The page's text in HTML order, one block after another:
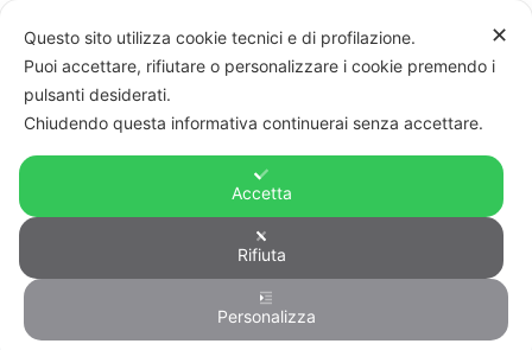
Automazione
HOME/PRODOTTI/AUTOMAZIONE/PORTE BASCULANTI SEZIONALI/
✕
Questo sito utilizza cookie tecnici e di profilazione.
Puoi accettare, rifiutare o personalizzare i cookie premendo i
pulsanti desiderati.
Chiudendo questa informativa continuerai senza accettare.
Accetta
Rifiuta
Personalizza